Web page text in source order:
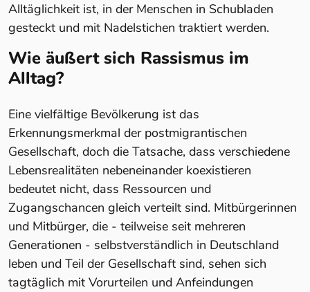
Alltäglichkeit ist, in der Menschen in Schubladen
gesteckt und mit Nadelstichen traktiert werden.
Wie äußert sich Rassismus im
Alltag?
Eine vielfältige Bevölkerung ist das
Erkennungsmerkmal der postmigrantischen
Gesellschaft, doch die Tatsache, dass verschiedene
Lebensrealitäten nebeneinander koexistieren
bedeutet nicht, dass Ressourcen und
Zugangschancen gleich verteilt sind. Mitbürgerinnen
und Mitbürger, die - teilweise seit mehreren
Generationen - selbstverständlich in Deutschland
leben und Teil der Gesellschaft sind, sehen sich
tagtäglich mit Vorurteilen und Anfeindungen